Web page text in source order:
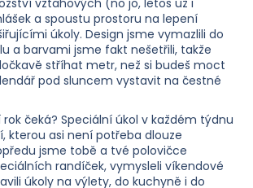
a spoustu prostoru na lepení
úkoly. Design jsme vymazlili do
a barvami jsme fakt nešetřili, takže
stříhat metr, než si budeš moct
pod sluncem vystavit na čestné
čeká? Speciální úkol v každém týdnu
kterou asi není potřeba dlouze
jsme tobě a tvé polovičce
randíček, vymysleli víkendové
úkoly na výlety, do kuchyně i do